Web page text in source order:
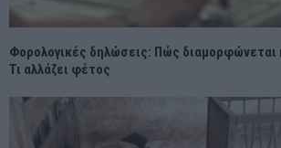
Φορολογικές δηλώσεις: Πώς
Τι αλλάζει φέτος